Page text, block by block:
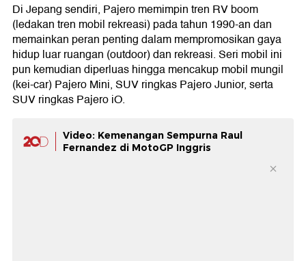
Di Jepang sendiri, Pajero memimpin tren RV boom
(ledakan tren mobil rekreasi) pada tahun 1990-an dan
memainkan peran penting dalam mempromosikan gaya
hidup luar ruangan (outdoor) dan rekreasi. Seri mobil ini
pun kemudian diperluas hingga mencakup mobil mungil
(kei-car) Pajero Mini, SUV ringkas Pajero Junior, serta
SUV ringkas Pajero iO.
Video: Kemenangan Sempurna Raul
Fernandez di MotoGP Inggris